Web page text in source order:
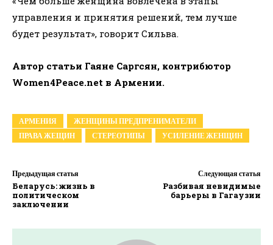
управления и принятия решений, тем лучше
будет результат», говорит Сильва.
Автор статьи Гаяне Саргсян, контрибютор
Women4Peace.net в Армении.
АРМЕНИЯ
ЖЕНЩИНЫ ПРЕДПРЕНИМАТЕЛИ
ПРАВА ЖЕЩИН
СТЕРЕОТИПЫ УСИЛЕНИЕ ЖЕНЩИН
Предыдущая статья
Беларусь: жизнь в
политическом
заключении
Следующая статья
Разбивая невидимые
барьеры в Гагаузии